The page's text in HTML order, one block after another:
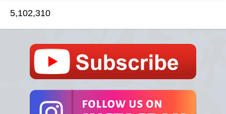
5,102,310